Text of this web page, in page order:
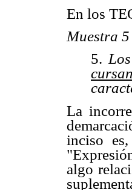
En los
Muestra 5
5.
La
inciso
algo